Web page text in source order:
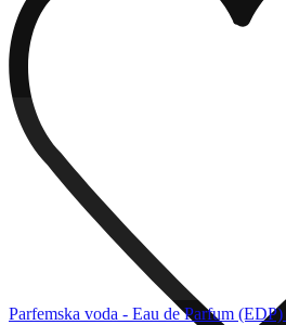
Parfemska voda - Eau de Parfum (EDP)